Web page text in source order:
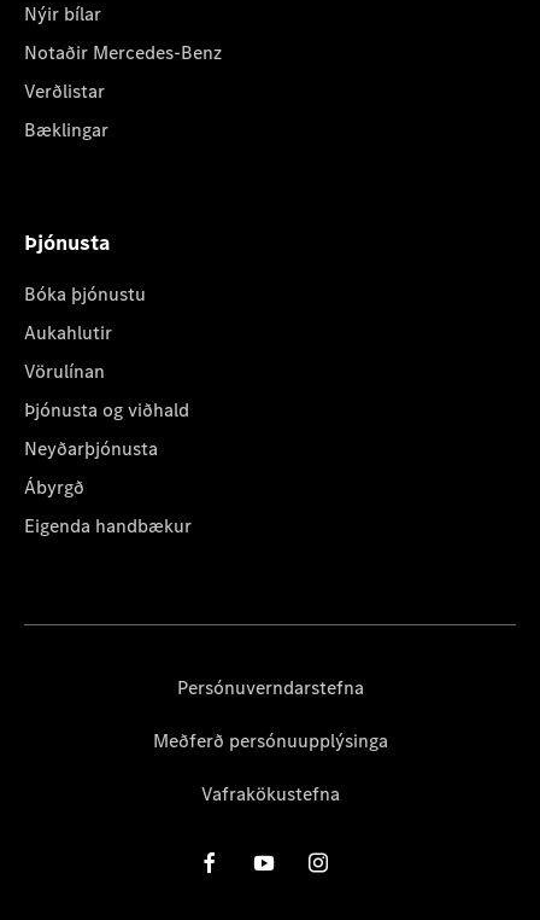
Nýir bílar
Notaðir Mercedes-Benz
Verðlistar
Bæklingar
Þjónusta
Bóka þjónustu
Aukahlutir
Vörulínan
Þjónusta og viðhald
Neyðarþjónusta
Ábyrgð
Eigenda handbækur
Persónuverndarstefna
Meðferð persónuupplýsinga
Vafrakökustefna